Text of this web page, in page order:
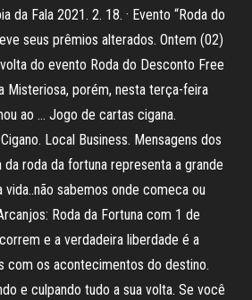
da Fala 2021. 2. 18. · Evento “Roda do
seus prêmios alterados. Ontem (02)
do evento Roda do Desconto Free
Misteriosa, porém, nesta terça-feira
ao … Jogo de cartas cigana.
Local Business. Mensagens dos
da roda da fortuna representa a grande
sabemos onde comeca ou
Roda da Fortuna com 1 de
e a verdadeira liberdade é a
com os acontecimentos do destino.
e culpando tudo a sua volta. Se você